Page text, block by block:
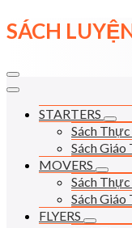
Skip
to
SÁCH
STARTERS
Sách Thực
Sách Giáo
MOVERS
Sách
Sách Giáo
FLYERS